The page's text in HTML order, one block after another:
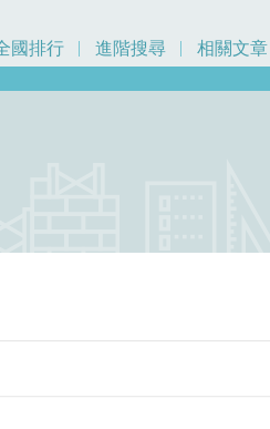
國排行 進階搜尋 相關文章